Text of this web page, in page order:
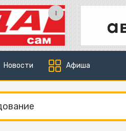
Новости Афиша